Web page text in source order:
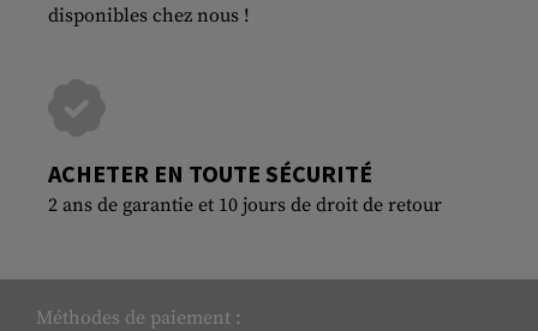
disponibles chez nous !
ACHETER EN TOUTE SÉCURITÉ
2 ans de garantie et 10 jours de droit de retour
Méthodes de paiement :